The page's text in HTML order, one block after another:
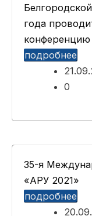
года
конференцию
подробнее
0
35-я
«АРУ 2021»
подробнее